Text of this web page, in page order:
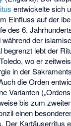
entwickelte sich
Einfluss auf der
des 6.
während der
begrenzt lebt der
wo er
in der
die Orden
Varianten („
bis zum
einen
. Der Kartäuserritus